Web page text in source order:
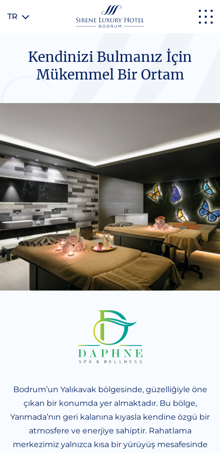
TR
Kendinizi Bulmanız İçin
Mükemmel Bir Ortam
Bodrum’un Yalıkavak bölgesinde, güzelliğiyle öne
çıkan bir konumda yer almaktadır. Bu bölge,
Yarımada’nın geri kalanına kıyasla kendine özgü bir
atmosfere ve enerjiye sahiptir. Rahatlama
merkezimiz yalnızca kısa bir yürüyüş mesafesinde